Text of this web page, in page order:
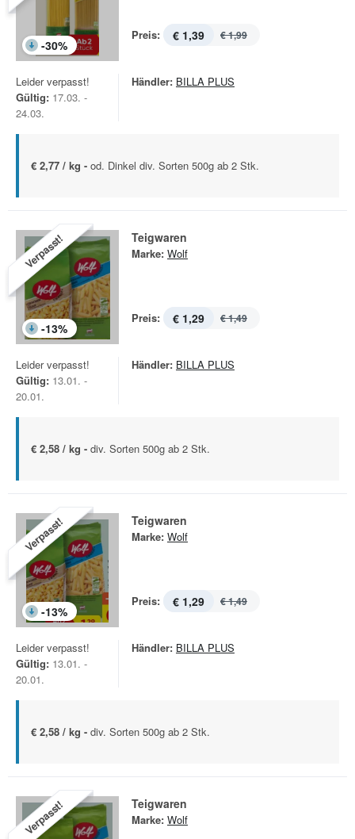
-30%
Preis: € 1,39 € 1,99
Leider verpasst!
Gültig: 17.03. -
24.03.
Händler: BILLA PLUS
€ 2,77 / kg - od. Dinkel div. Sorten 500g ab 2 Stk.
Verpasst!
-13%
Teigwaren
Marke: Wolf
Preis: € 1,29 € 1,49
Leider verpasst!
Gültig: 13.01. -
20.01.
Händler: BILLA PLUS
€ 2,58 / kg - div. Sorten 500g ab 2 Stk.
Verpasst!
-13%
Teigwaren
Marke: Wolf
Preis: € 1,29 € 1,49
Leider verpasst!
Gültig: 13.01. -
20.01.
Händler: BILLA PLUS
€ 2,58 / kg - div. Sorten 500g ab 2 Stk.
Verpasst! Teigwaren
Marke: Wolf